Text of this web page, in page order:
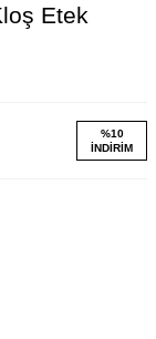
Etek
%10
İNDIRIM